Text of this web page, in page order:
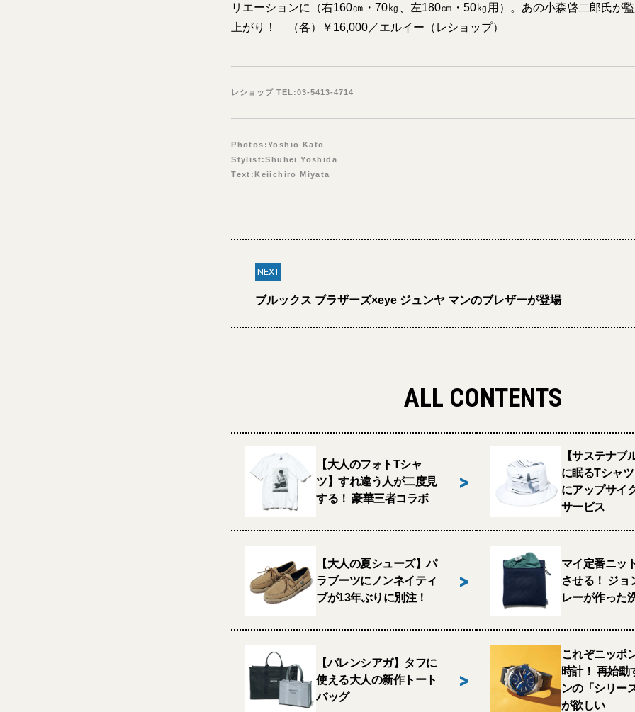
リエーションに（右160㎝・70㎏、左180㎝・50㎏用）。あの小森啓二郎氏が
上がり！ （各）￥16,000／エルイー（レショップ）
レショップ TEL:03-5413-4714
Photos:Yoshio Kato
Stylist:Shuhei Yoshida
Text:Keiichiro Miyata
NEXT
ブルックス ブラザーズ×eye ジュンヤ マンのブレザーが登場
ALL CONTENTS
【大人のフォトTシャ
ツ】すれ違う人が二度見
する！ 豪華三者コラボ
>
【サステナブ
に眠るTシャ
にアップサイ
サービス
【大人の夏シューズ】パ
ラブーツにノンネイティ
ブが13年ぶりに別注！
>
マイ定番ニッ
させる！ ジョ
レーが作った
【バレンシアガ】タフに
使える大人の新作トート
バッグ
>
これぞニッポ
時計！ 再始動
ンの「シリー
が欲しい